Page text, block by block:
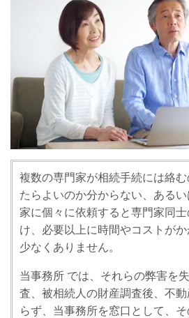
複数の専門家が相続手続には絡
たらよいのか分からない、ある
家に個々に依頼すると専門家同
け、必要以上に時間やコストが
少なくありません。
当事務所 では、それらの弊害を
査、被相続人の財産調査後、不
らず、当事務所を窓口として、